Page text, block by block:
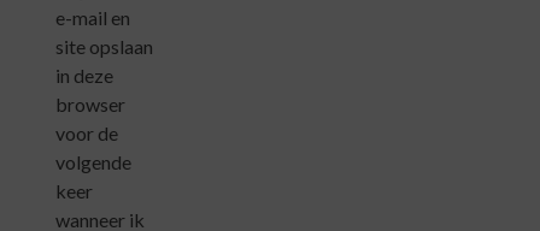
e-mail en
site opslaan
in deze
browser
voor de
volgende
keer
wanneer ik